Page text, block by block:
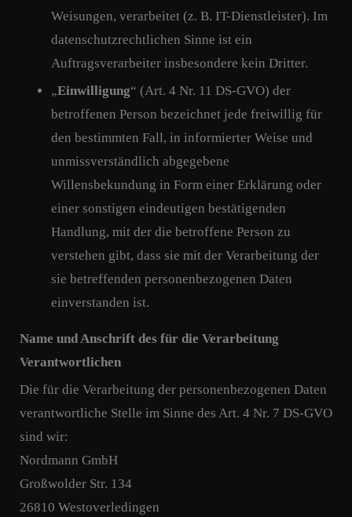
Weisungen, verarbeitet (z. B. IT-Dienstleister). Im
datenschutzrechtlichen Sinne ist ein
Auftragsverarbeiter insbesondere kein Dritter.
„Einwilligung“ (Art. 4 Nr. 11 DS-GVO) der
betroffenen Person bezeichnet jede freiwillig für
den bestimmten Fall, in informierter Weise und
unmissverständlich abgegebene
Willensbekundung in Form einer Erklärung oder
einer sonstigen eindeutigen bestätigenden
Handlung, mit der die betroffene Person zu
verstehen gibt, dass sie mit der Verarbeitung der
sie betreffenden personenbezogenen Daten
einverstanden ist.
Name und Anschrift des für die Verarbeitung
Verantwortlichen
Die für die Verarbeitung der personenbezogenen Daten
verantwortliche Stelle im Sinne des Art. 4 Nr. 7 DS-GVO
sind wir:
Nordmann GmbH
Großwolder Str. 134
26810 Westoverledingen